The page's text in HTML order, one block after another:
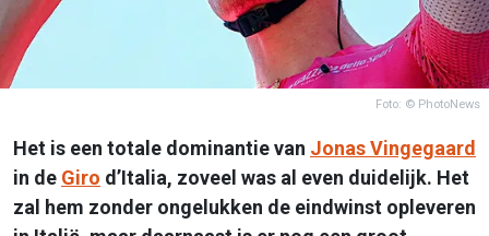
Foto: © PhotoNews
Het is een totale dominantie van Jonas Vingegaard
in de Giro d’Italia, zoveel was al even duidelijk. Het
zal hem zonder ongelukken de eindwinst opleveren